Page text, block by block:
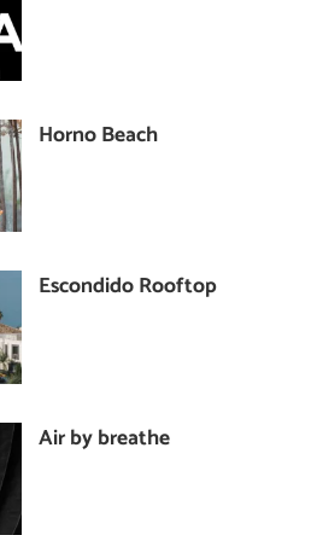
Horno Beach
Escondido Rooftop
Air by breathe